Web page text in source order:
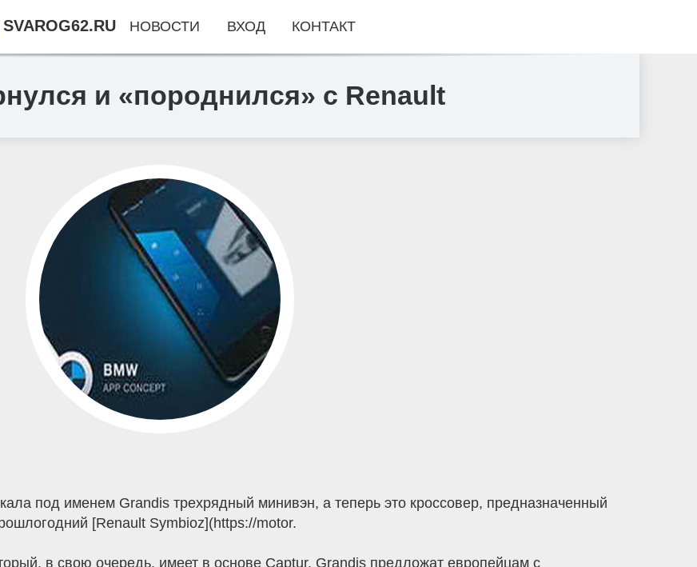
и «породнился» с Renault
под именем Grandis трехрядный минивэн, а теперь это кроссовер, предназначенный
[Renault Symbioz](https://motor.
в свою очередь, имеет в основе Captur. Grandis предложат европейцам с
SVAROG62.RU НОВОСТИ ВХОД КОНТАКТ